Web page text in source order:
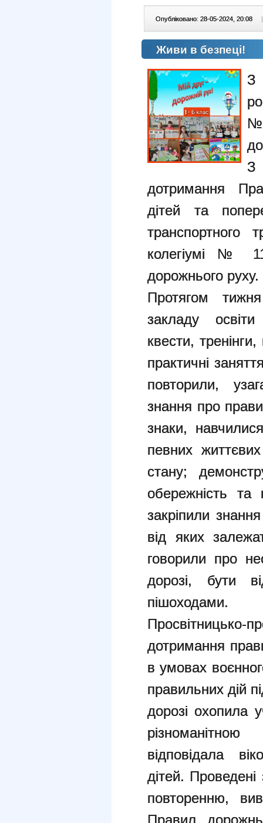
Опубліковано: 28-05-2024, 20:08 |
Живи в безпеці!
З
З
дотримання
дітей та
транспортного
колегіумі №
дорожнього руху.
Протягом
закладу
квести,
практичні
повторили,
знання про
знаки,
певних
стану;
обережність та
закріпили
від яких
говорили про
дорозі, бути
пішоходами.
Просвітницько-
дотримання
в умовах
правильних дій
дорозі охопила
відповідала
дітей.
повторенню,
Правил